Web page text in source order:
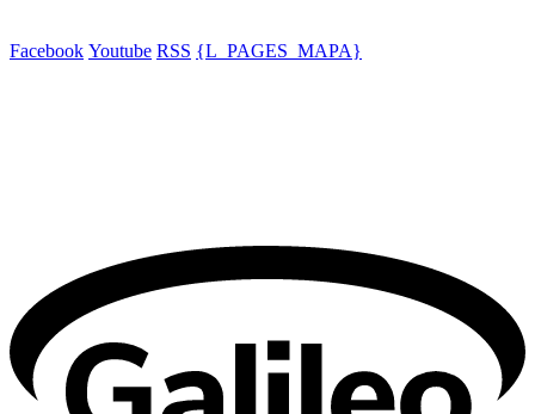
Facebook Youtube RSS {L_PAGES_MAPA}